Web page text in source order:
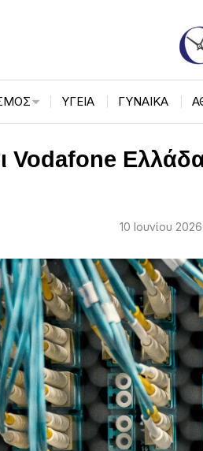
ΥΓΕΙΑ ΓΥΝΑΙΚΑ
Vodafone
10 Ιουνίου